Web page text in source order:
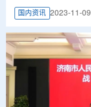
国内资讯 2023-11-09